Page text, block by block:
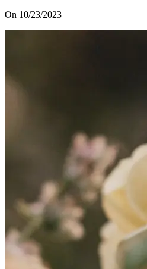
On 10/23/2023